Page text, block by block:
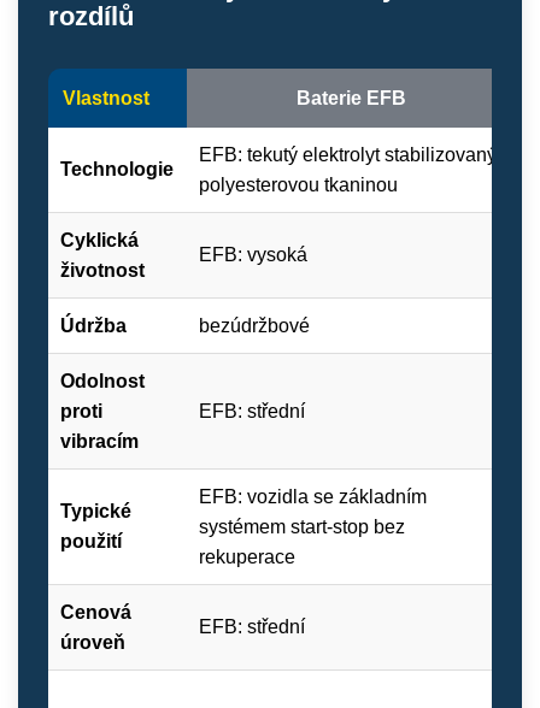
rozdílů
Vlastnost Baterie EFB
Technologie
EFB: tekutý elektrolyt stabilizovaný
polyesterovou tkaninou
Cyklická
životnost
EFB: vysoká
Údržba bezúdržbové
Odolnost
proti
vibracím
EFB: střední
Typické
použití
EFB: vozidla se základním
systémem start-stop bez
rekuperace
Cenová
úroveň
EFB: střední